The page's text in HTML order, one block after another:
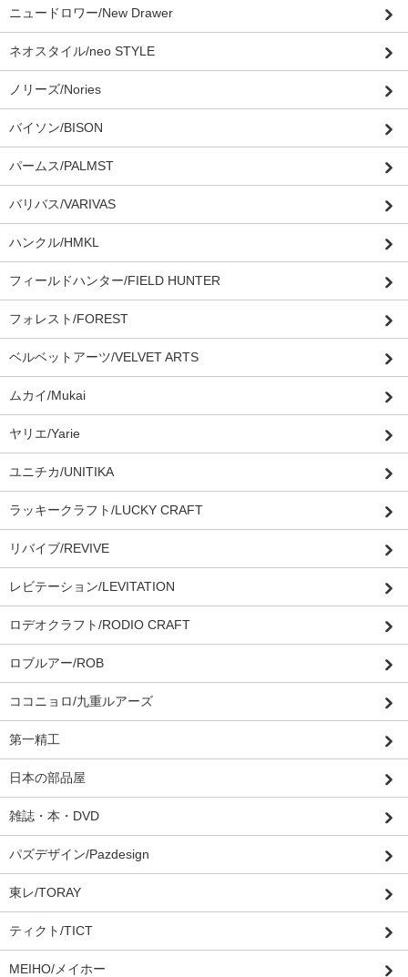
ニュードロワー/New Drawer
ネオスタイル/neo STYLE
ノリーズ/Nories
バイソン/BISON
パームス/PALMST
バリバス/VARIVAS
ハンクル/HMKL
フィールドハンター/FIELD HUNTER
フォレスト/FOREST
ベルベットアーツ/VELVET ARTS
ムカイ/Mukai
ヤリエ/Yarie
ユニチカ/UNITIKA
ラッキークラフト/LUCKY CRAFT
リバイブ/REVIVE
レビテーション/LEVITATION
ロデオクラフト/RODIO CRAFT
ロブルアー/ROB
ココニョロ/九重ルアーズ
第一精工
日本の部品屋
雑誌・本・DVD
パズデザイン/Pazdesign
東レ/TORAY
ティクト/TICT
MEIHO/メイホー